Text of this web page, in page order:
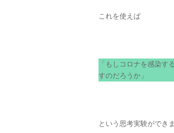
これを使えば
「もしコロナを感染
すのだろうか」
という思考実験ができま